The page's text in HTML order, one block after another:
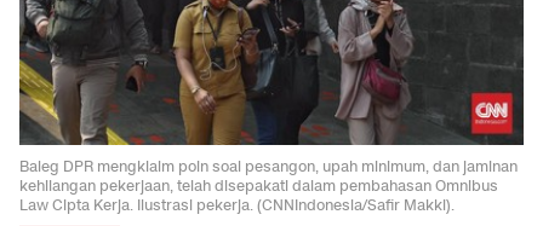
Baleg DPR mengklaim poin soal pesangon, upah minimum, dan jaminan
kehilangan pekerjaan, telah disepakati dalam pembahasan Omnibus
Law Cipta Kerja. Ilustrasi pekerja. (CNNIndonesia/Safir Makki).